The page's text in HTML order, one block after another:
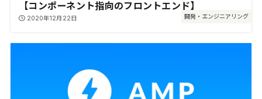
開発・エンジニアリング
【コンポーネント指向のフロントエンド】
2020年12月22日